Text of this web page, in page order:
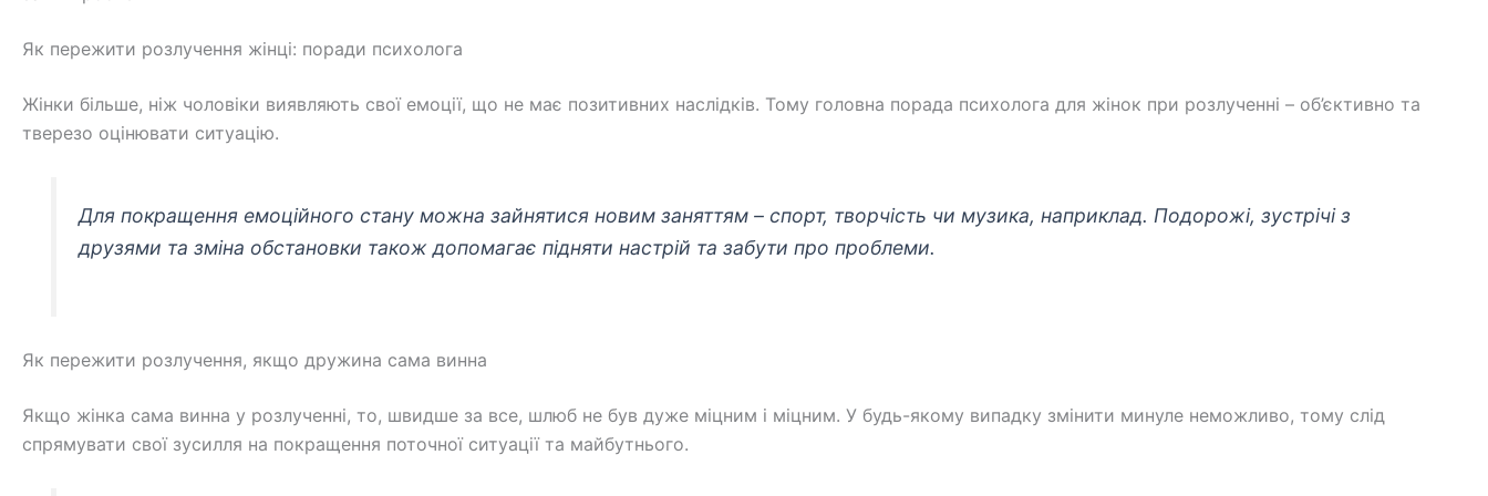
Як пережити розлучення жінці: поради психолога
Жінки більше, ніж чоловіки виявляють свої емоції, що не має позитивних наслідків. Тому головна порада психолога для жінок при розлученні – об’єктивно та
тверезо оцінювати ситуацію.
Для покращення емоційного стану можна зайнятися новим заняттям – спорт, творчість чи музика, наприклад. Подорожі, зустрічі з
друзями та зміна обстановки також допомагає підняти настрій та забути про проблеми.
Як пережити розлучення, якщо дружина сама винна
Якщо жінка сама винна у розлученні, то, швидше за все, шлюб не був дуже міцним і міцним. У будь-якому випадку змінити минуле неможливо, тому слід
спрямувати свої зусилля на покращення поточної ситуації та майбутнього.